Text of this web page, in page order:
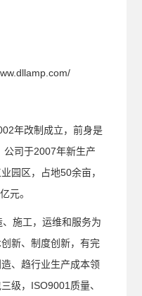
年改制成立，前身是
公司于2007年新生产
园区，占地50余亩，
元。
施工，运维和服务为
新、制度创新，有完
、趋行业生产成本领
级，ISO9001质量、